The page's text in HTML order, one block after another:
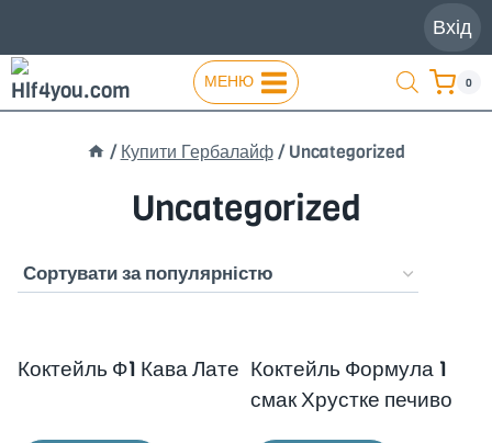
до
вмісту
Вхід
МЕНЮ 0
/ Купити Гербалайф / Uncategorized
Uncategorized
Коктейль Ф1 Кава Лате Коктейль Формула 1
смак Хрустке печиво